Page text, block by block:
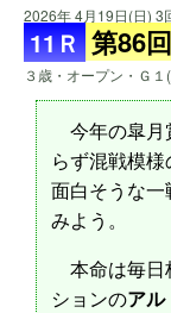
2026年 4月19日(日) 3
11Ｒ 第86
３歳・オープン・Ｇ
今年の皐月
らず混戦模
面白そうな
みよう。
本命は毎日
ションのアル